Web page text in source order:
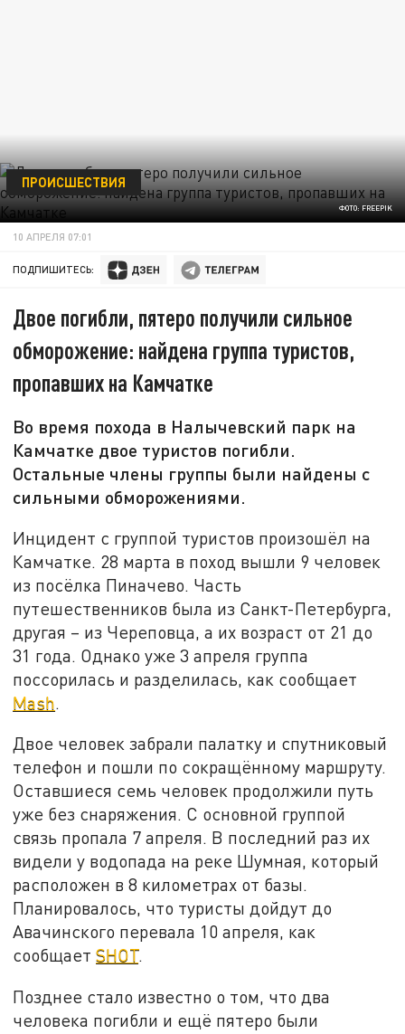
ФОТО: FREEPIK
ПРОИСШЕСТВИЯ
10 АПРЕЛЯ 07:01
ПОДПИШИТЕСЬ:
Двое погибли, пятеро получили сильное
обморожение: найдена группа туристов,
пропавших на Камчатке
Во время похода в Налычевский парк на
Камчатке двое туристов погибли.
Остальные члены группы были найдены с
сильными обморожениями.
Инцидент с группой туристов произошёл на
Камчатке. 28 марта в поход вышли 9 человек
из посёлка Пиначево. Часть
путешественников была из Санкт-Петербурга,
другая – из Череповца, а их возраст от 21 до
31 года. Однако уже 3 апреля группа
поссорилась и разделилась, как сообщает
Mash.
Двое человек забрали палатку и спутниковый
телефон и пошли по сокращённому маршруту.
Оставшиеся семь человек продолжили путь
уже без снаряжения. С основной группой
связь пропала 7 апреля. В последний раз их
видели у водопада на реке Шумная, который
расположен в 8 километрах от базы.
Планировалось, что туристы дойдут до
Авачинского перевала 10 апреля, как
сообщаетSHOT.
Позднее стало известно о том, что два
человека погибли и ещё пятеро были